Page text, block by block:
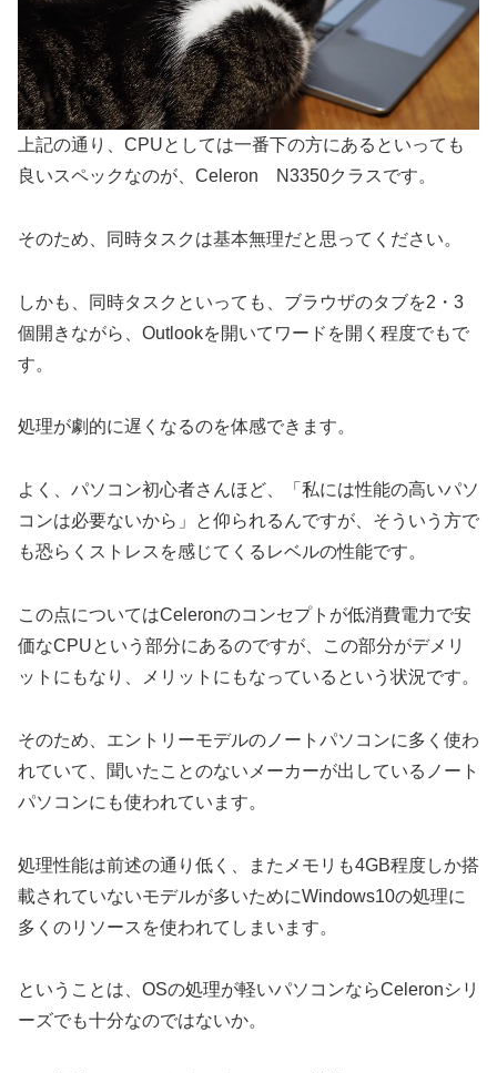
上記の通り、CPUとしては一番下の方にあるといっても
良いスペックなのが、Celeron N3350クラスです。
そのため、同時タスクは基本無理だと思ってください。
しかも、同時タスクといっても、ブラウザのタブを2・3
個開きながら、Outlookを開いてワードを開く程度でもで
す。
処理が劇的に遅くなるのを体感できます。
よく、パソコン初心者さんほど、「私には性能の高いパソ
コンは必要ないから」と仰られるんですが、そういう方で
も恐らくストレスを感じてくるレベルの性能です。
この点についてはCeleronのコンセプトが低消費電力で安
価なCPUという部分にあるのですが、この部分がデメリ
ットにもなり、メリットにもなっているという状況です。
そのため、エントリーモデルのノートパソコンに多く使わ
れていて、聞いたことのないメーカーが出しているノート
パソコンにも使われています。
処理性能は前述の通り低く、またメモリも4GB程度しか搭
載されていないモデルが多いためにWindows10の処理に
多くのリソースを使われてしまいます。
ということは、OSの処理が軽いパソコンならCeleronシリ
ーズでも十分なのではないか。